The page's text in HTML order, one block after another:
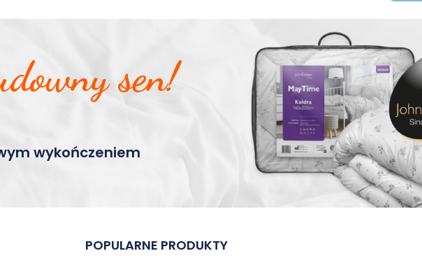
sen!
wykończeniem
POPULARNE PRODUKTY